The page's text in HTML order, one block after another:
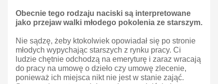
Obecnie tego rodzaju naciski są interpretowane
jako przejaw walki młodego pokolenia ze starszym.
Nie sądzę, żeby ktokolwiek opowiadał się po stronie
młodych wypychając starszych z rynku pracy. Ci
ludzie chętnie odchodzą na emeryturę i zaraz wracają
do pracy na umowę o dzieło czy umowę zlecenie,
ponieważ ich miejsca nikt nie jest w stanie zająć.